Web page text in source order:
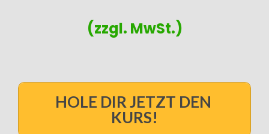
(zzgl. MwSt.)
HOLE DIR JETZT DEN
KURS!